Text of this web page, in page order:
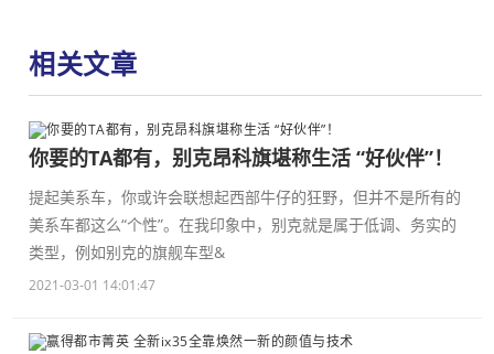
相关文章
你要的TA都有，别克昂科旗堪称生活 “好伙伴”！
提起美系车，你或许会联想起西部牛仔的狂野，但并不是所有的
美系车都这么“个性”。在我印象中，别克就是属于低调、务实的
类型，例如别克的旗舰车型&
2021-03-01 14:01:47